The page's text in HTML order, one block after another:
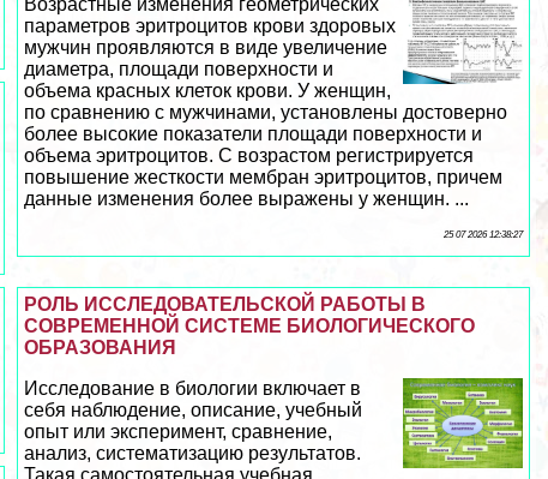
параметров эритроцитов крови здоровых
мужчин проявляются в виде увеличение
диаметра, площади поверхности и
объема красных клеток крови. У женщин,
по сравнению с мужчинами, установлены достоверно
более высокие показатели площади поверхности и
объема эритроцитов. С возрастом регистрируется
повышение жесткости мембран эритроцитов, причем
данные изменения более выражены у женщин. ...
25 07 2026 12:38:27
РОЛЬ ИССЛЕДОВАТЕЛЬСКОЙ РАБОТЫ В
СОВРЕМЕННОЙ СИСТЕМЕ БИОЛОГИЧЕСКОГО
ОБРАЗОВАНИЯ
Исследование в биологии включает в
себя наблюдение, описание, учебный
опыт или эксперимент, сравнение,
анализ, систематизацию результатов.